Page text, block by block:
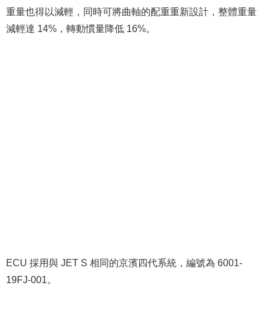
重量也得以減輕，同時可將曲軸的配重重新設計，整體重量
減輕達 14%，轉動慣量降低 16%。
ECU 採用與 JET S 相同的京濱四代系統，編號為 6001-
19FJ-001。